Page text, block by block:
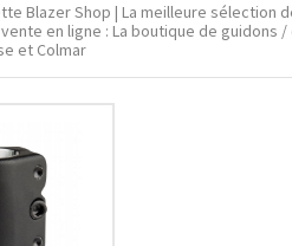
Blazer Shop | La meilleure sélection
en ligne : La boutique de guidons
et Colmar